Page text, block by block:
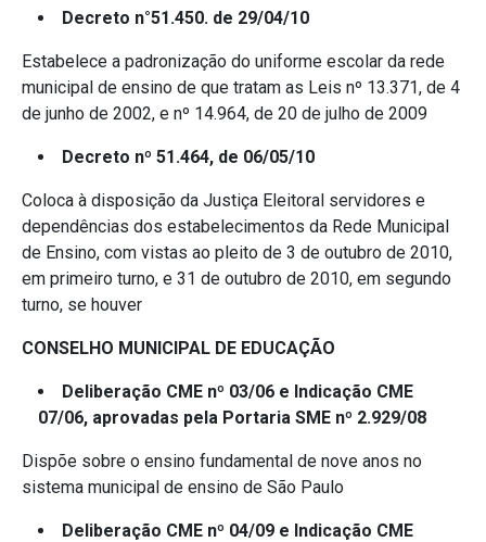
Decreto n°51.450. de 29/04/10
Estabelece a padronização do uniforme escolar da rede
municipal de ensino de que tratam as Leis nº 13.371, de 4
de junho de 2002, e nº 14.964, de 20 de julho de 2009
Decreto nº 51.464, de 06/05/10
Coloca à disposição da Justiça Eleitoral servidores e
dependências dos estabelecimentos da Rede Municipal
de Ensino, com vistas ao pleito de 3 de outubro de 2010,
em primeiro turno, e 31 de outubro de 2010, em segundo
turno, se houver
CONSELHO MUNICIPAL DE EDUCAÇÃO
Deliberação CME nº 03/06 e Indicação CME
07/06, aprovadas pela Portaria SME nº 2.929/08
Dispõe sobre o ensino fundamental de nove anos no
sistema municipal de ensino de São Paulo
Deliberação CME nº 04/09 e Indicação CME